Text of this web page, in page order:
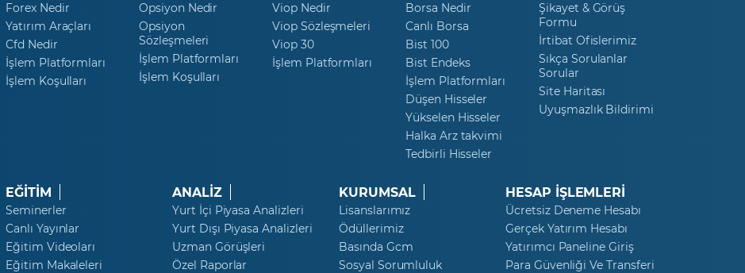
Forex Nedir
Yatırım Araçları
Cfd Nedir
İşlem Platformları
İşlem Koşulları
Opsiyon Nedir
Opsiyon
Sözleşmeleri
İşlem Platformları
İşlem Koşulları
Viop Nedir
Viop Sözleşmeleri
Viop 30
İşlem Platformları
Borsa Nedir
Canlı Borsa
Bist 100
Bist Endeks
İşlem Platformları
Düşen Hisseler
Yükselen Hisseler
Halka Arz takvimi
Tedbirli Hisseler
Şikayet & Görüş
Formu
İrtibat Ofislerimiz
Sıkça Sorulanlar
Sorular
Site Haritası
Uyuşmazlık Bildirimi
EĞİTİM
Seminerler
Canlı Yayınlar
Eğitim Videoları
Eğitim Makaleleri
ANALİZ
Yurt İçi Piyasa Analizleri
Yurt Dışı Piyasa Analizleri
Uzman Görüşleri
Özel Raporlar
KURUMSAL
Lisanslarımız
Ödüllerimiz
Basında Gcm
Sosyal Sorumluluk
HESAP İŞLEMLERİ
Ücretsiz Deneme Hesabı
Gerçek Yatırım Hesabı
Yatırımcı Paneline Giriş
Para Güvenliği Ve Transferi